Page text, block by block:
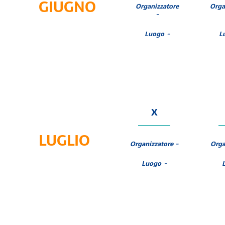
GIUGNO Organizzatore
-
Luogo -
LUGLIO
X
Organizzatore -
Luogo -